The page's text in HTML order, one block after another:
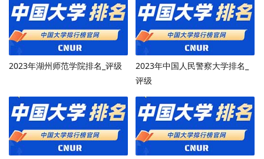
2023年湖州师范学院排名_评级
2023年中国人民警察大学排名_
评级